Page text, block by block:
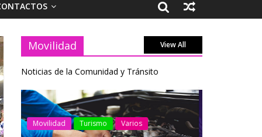
Movilidad View All
Noticias de la Comunidad y Tránsito
AEADE Industria Motociclismo
Motos
Movilidad